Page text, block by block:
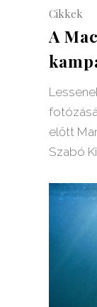
Cikkek
A
előtt
Szabó